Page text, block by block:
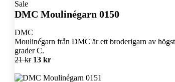
Sale
DMC Moulinégarn 0150
DMC
Moulinégarn från DMC är ett broderigarn av
grader C.
21 kr 13 kr